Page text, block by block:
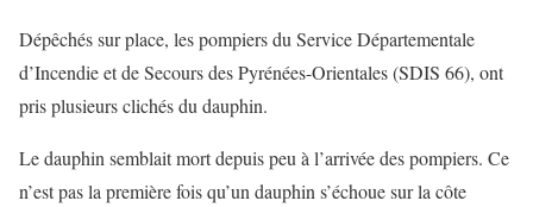
Dépêchés sur place, les pompiers du Service Départementale
d’Incendie et de Secours des Pyrénées-Orientales (SDIS 66), ont
pris plusieurs clichés du dauphin.
Le dauphin semblait mort depuis peu à l’arrivée des pompiers. Ce
n’est pas la première fois qu’un dauphin s’échoue sur la côte